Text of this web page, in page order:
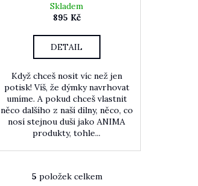
Skladem
895 Kč
DETAIL
Když chceš nosit víc než jen
potisk! Víš, že dýmky navrhovat
umíme. A pokud chceš vlastnit
něco dalšího z naší dílny, něco, co
nosí stejnou duši jako ANIMA
produkty, tohle...
Ovládací prvky výpisu
5 položek celkem